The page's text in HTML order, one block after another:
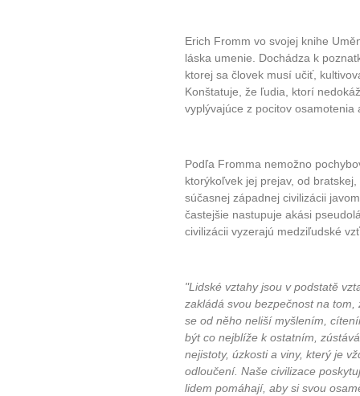
Erich Fromm vo svojej knihe
láska umenie. Dochádza k
ktorej sa človek musí učiť,
Konštatuje, že ľudia, ktorí
vyplývajúce z pocitov osamotenia
Podľa Fromma nemožno
ktorýkoľvek jej prejav, od
súčasnej západnej civilizácii
častejšie nastupuje akási
civilizácii vyzerajú medziľudské
"Lidské vztahy jsou v podstatě
zakládá svou bezpečnost na
se od něho neliší myšlením,
být co nejblíže k ostatním,
nejistoty, úzkosti a viny, který je
odloučení. Naše civilizace
lidem pomáhají, aby si svou